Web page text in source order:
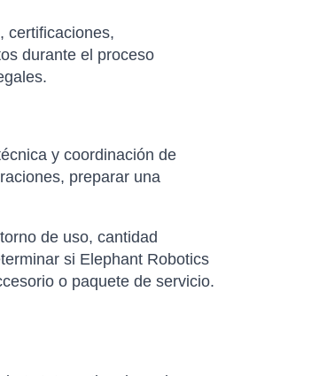
certificaciones,
durante el proceso
y coordinación de
preparar una
de uso, cantidad
si Elephant Robotics
o paquete de servicio.